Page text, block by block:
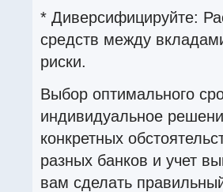
* Диверсифицируйте:
средств между
риски.
Выбор оптимального
индивидуальное
конкретных
разных банков и учет
вам сделать